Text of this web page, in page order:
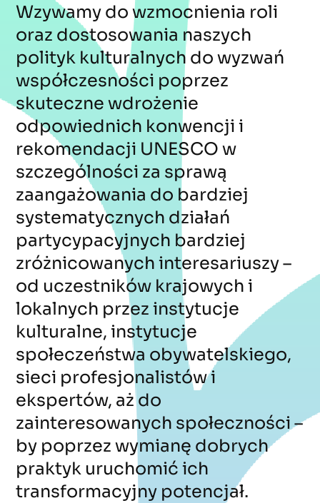
Wzywamy do wzmocnienia roli
oraz dostosowania naszych
polityk kulturalnych do wyzwań
współczesności poprzez
skuteczne wdrożenie
odpowiednich konwencji i
rekomendacji UNESCO w
szczególności za sprawą
zaangażowania do bardziej
systematycznych działań
partycypacyjnych bardziej
zróżnicowanych interesariuszy –
od uczestników krajowych i
lokalnych przez instytucje
kulturalne, instytucje
społeczeństwa obywatelskiego,
sieci profesjonalistów i
ekspertów, aż do
zainteresowanych społeczności –
by poprzez wymianę dobrych
praktyk uruchomić ich
transformacyjny potencjał.